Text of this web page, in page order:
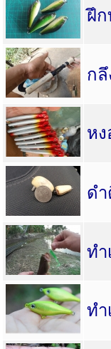
ฝึก
ก
หง
ดำ
ทำ
ทำ